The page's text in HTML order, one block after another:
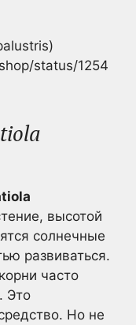
status/1254
высотой
солнечные
развиваться.
часто
Это
Но не